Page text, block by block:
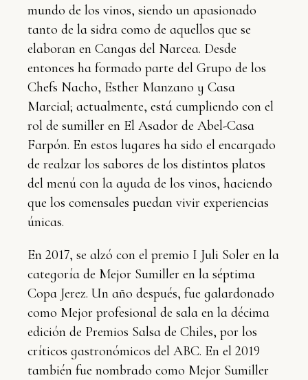
mundo de los vinos, siendo un apasionado
tanto de la sidra como de aquellos que se
elaboran en Cangas del Narcea. Desde
entonces ha formado parte del Grupo de los
Chefs Nacho, Esther Manzano y Casa
Marcial; actualmente, está cumpliendo con el
rol de sumiller en El Asador de Abel-Casa
Farpón. En estos lugares ha sido el encargado
de realzar los sabores de los distintos platos
del menú con la ayuda de los vinos, haciendo
que los comensales puedan vivir experiencias
únicas.
En 2017, se alzó con el premio I Juli Soler en la
categoría de Mejor Sumiller en la séptima
Copa Jerez. Un año después, fue galardonado
como Mejor profesional de sala en la décima
edición de Premios Salsa de Chiles, por los
críticos gastronómicos del ABC. En el 2019
también fue nombrado como Mejor Sumiller